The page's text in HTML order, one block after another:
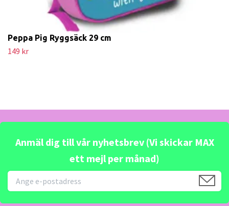
Peppa Pig Ryggsäck 29 cm
149 kr
Anmäl dig till vår nyhetsbrev (Vi skickar MAX
ett mejl per månad)